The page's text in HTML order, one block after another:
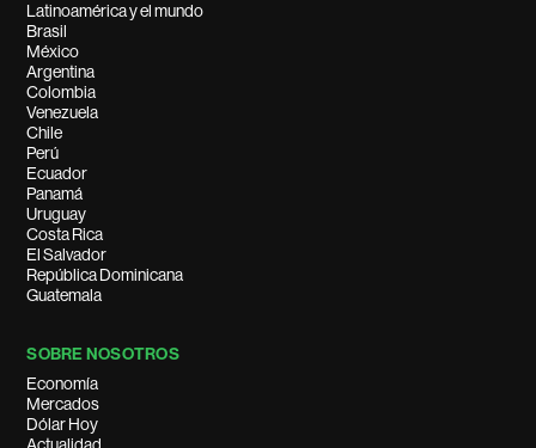
Latinoamérica y el mundo
Brasil
México
Argentina
Colombia
Venezuela
Chile
Perú
Ecuador
Panamá
Uruguay
Costa Rica
El Salvador
República Dominicana
Guatemala
SOBRE NOSOTROS
Economía
Mercados
Dólar Hoy